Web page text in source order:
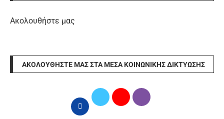
Ακολουθήστε μας
ΑΚΟΛΟΥΘΉΣΤΕ ΜΑΣ ΣΤΑ ΜΈΣΑ ΚΟΙΝΩΝΙΚΉΣ ΔΙΚΤΎΩΣΗΣ